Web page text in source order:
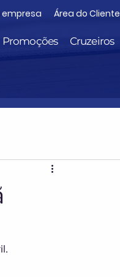
empresa Área do Cliente
Promoções
Cruzeiros